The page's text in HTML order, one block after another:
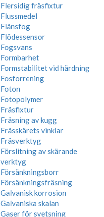
Flersidig fräsfixtur
Flussmedel
Flänsfog
Flödessensor
Fogsvans
Formbarhet
Formstabilitet vid härdning
Fosforrening
Foton
Fotopolymer
Fräsfixtur
Fräsning av kugg
Frässkärets vinklar
Fräsverktyg
Förslitning av skärande
verktyg
Försänkningsborr
Försänkningsfräsning
Galvanisk korrosion
Galvaniska skalan
Gaser för svetsning